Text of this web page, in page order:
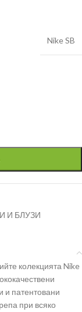
Nike SB
И БЛУЗИ
колекцията Nike
и патентовани
при всяко